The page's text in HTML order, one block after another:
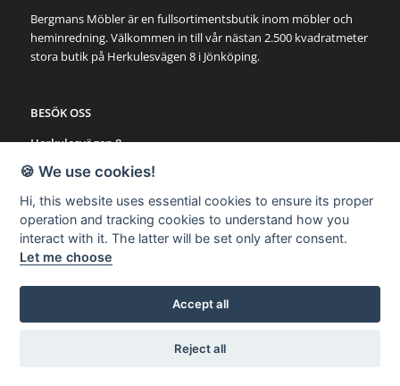
Bergmans Möbler är en fullsortimentsbutik inom möbler och
heminredning. Välkommen in till vår nästan 2.500 kvadratmeter
stora butik på Herkulesvägen 8 i Jönköping.
BESÖK OSS
Herkulesvägen 8
553 03 Jönköping
Karta via Google Maps
SNABBLÄNKAR
Möbler
🍪 We use cookies!
Hi, this website uses essential cookies to ensure its proper
operation and tracking cookies to understand how you
interact with it. The latter will be set only after consent.
Let me choose
Accept all
Reject all